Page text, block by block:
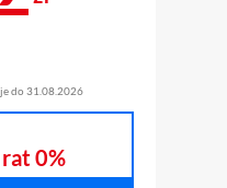
do 31.08.2026
0%